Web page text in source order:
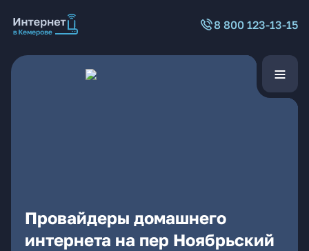
8 800 123-13-15
Провайдеры домашнего
интернета на пер Ноябрьский